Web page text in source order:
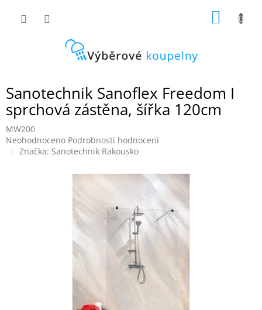
Sanotechnik Sanoflex Freedom I
sprchová zástěna, šířka 120cm
MW200
Průměrné
hodnocení
Neohodnoceno Podrobnosti hodnocení
Značka: Sanotechnik Rakousko